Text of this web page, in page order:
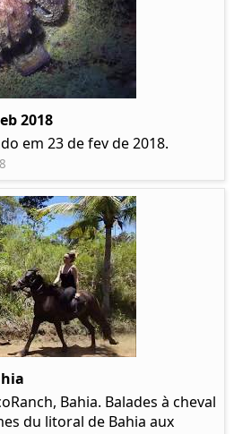
2018
em 23 de fev de 2018.
Bahia. Balades à cheval
du litoral de Bahia aux